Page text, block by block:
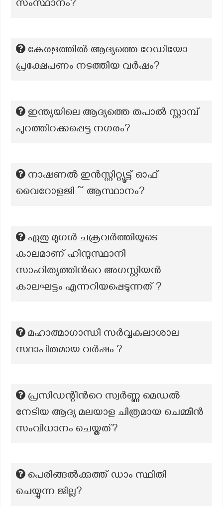
സംസ്ഥാനം?
കേരളത്തിൽ ആദ്യത്തെ റേഡിയോ
പ്രക്ഷേപണം നടത്തിയ വർഷം?
ഇന്ത്യയിലെ ആദ്യത്തെ തപാൽ സ്റ്റാമ്പ്
പുറത്തിറക്കപ്പെട്ട നഗരം?
നാഷണൽ ഇൻസ്റ്റിറ്റ്യൂട്ട് ഓഫ്
വൈറോളജി ~ ആസ്ഥാനം?
ഏതു മുഗൾ ചക്രവർത്തിയുടെ
കാലമാണ് ഹിന്ദുസ്ഥാനി
സാഹിത്യത്തിൻറെ അഗസ്റ്റിയൻ
കാലഘട്ടം എന്നറിയപ്പെടുന്നത് ?
മഹാത്മാഗാന്ധി സർവ്വകലാശാല
സ്ഥാപിതമായ വർഷം ?
പ്രസിഡന്റിന്‍റെ സ്വർണ്ണ മെഡൽ
നേടിയ ആദ്യ മലയാള ചിത്രമായ ചെമ്മീൻ
സംവിധാനം ചെയ്തത്?
പെരിങ്ങൽക്കുത്ത് ഡാം സ്ഥിതി
ചെയ്യുന്ന ജില്ല?